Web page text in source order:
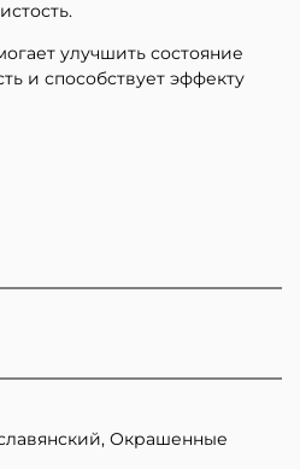
улучшить состояние
и способствует эффекту
Окрашенные